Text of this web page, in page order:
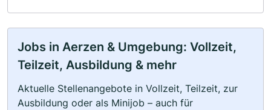
Jobs in Aerzen & Umgebung: Vollzeit,
Teilzeit, Ausbildung & mehr
Aktuelle Stellenangebote in Vollzeit, Teilzeit, zur
Ausbildung oder als Minijob – auch für